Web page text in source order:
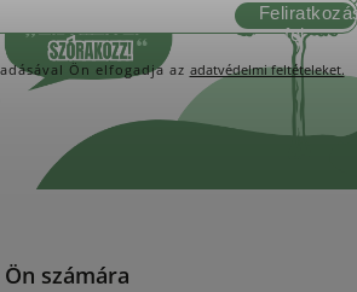
számára
Ön elfogadja az adatvédelmi feltételeket.